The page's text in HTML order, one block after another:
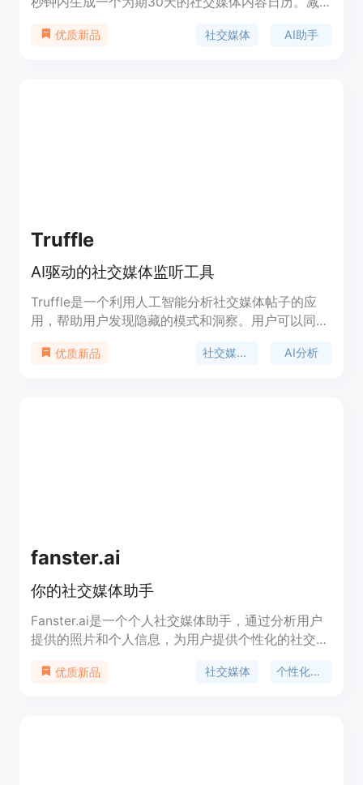
费试用！
优质新品 社交媒体 AI助手
Truffle
AI驱动的社交媒体监听工具
Truffle是一个利用人工智能分析社交媒体帖子的应
用，帮助用户发现隐藏的模式和洞察。用户可以同时
为您跟踪这些账号。Truffle由Dominic Emanuel
优质新品 社交媒体监听 AI分析
fanster.ai
你的社交媒体助手
Fanster.ai是一个个人社交媒体助手，通过分析用户
提供的照片和个人信息，为用户提供个性化的社交媒
的不同活动的图像，Fanster都会在你的社交媒体旅
优质新品 社交媒体 个性化建议